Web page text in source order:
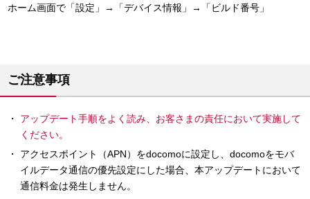
ホーム画面で「設定」→「デバイス情報」→「ビルド番号」
ご注意事項
アップデート手順をよく読み、お客さまの責任において実施して
ください。
アクセスポイント（APN）をdocomoに設定し、docomoをモバ
イルデータ通信の優先設定にした場合、本アップデートにおいて
通信料金は発生しません。